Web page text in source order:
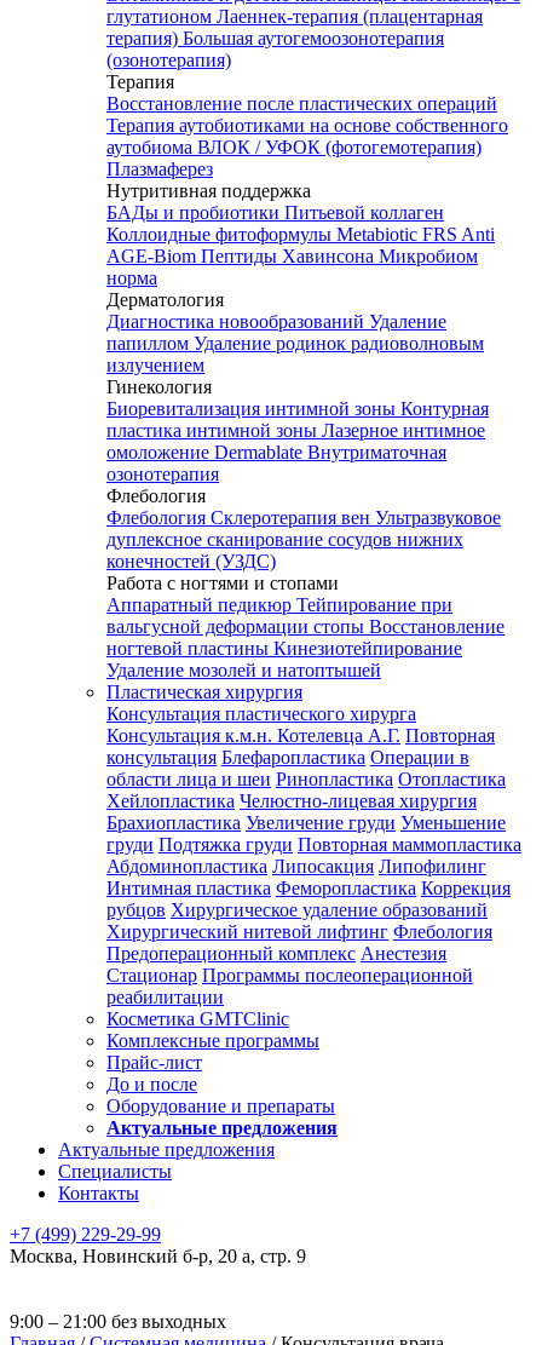
глутатионом Лаеннек-терапия (плацентарная
терапия) Большая аутогемоозонотерапия
(озонотерапия)
Терапия
Восстановление после пластических операций
Терапия аутобиотиками на основе собственного
аутобиома ВЛОК / УФОК (фотогемотерапия)
Плазмаферез
Нутритивная поддержка
БАДы и пробиотики Питьевой коллаген
Коллоидные фитоформулы Metabiotic FRS Anti
AGE-Biom Пептиды Хавинсона Микробиом
норма
Дерматология
Диагностика новообразований Удаление
папиллом Удаление родинок радиоволновым
излучением
Гинекология
Биоревитализация интимной зоны Контурная
пластика интимной зоны Лазерное интимное
омоложение Dermablate Внутриматочная
озонотерапия
Флебология
Флебология Склеротерапия вен Ультразвуковое
дуплексное сканирование сосудов нижних
конечностей (УЗДС)
Работа с ногтями и стопами
Аппаратный педикюр Тейпирование при
вальгусной деформации стопы Восстановление
ногтевой пластины Кинезиотейпирование
Удаление мозолей и натоптышей
Пластическая хирургия
Консультация пластического хирурга
Консультация к.м.н. Котелевца А.Г. Повторная
консультация Блефаропластика Операции в
области лица и шеи Ринопластика Отопластика
Хейлопластика Челюстно-лицевая хирургия
Брахиопластика Увеличение груди Уменьшение
груди Подтяжка груди Повторная маммопластика
Абдоминопластика Липосакция Липофилинг
Интимная пластика Феморопластика Коррекция
рубцов Хирургическое удаление образований
Хирургический нитевой лифтинг Флебология
Предоперационный комплекс Анестезия
Стационар Программы послеоперационной
реабилитации
Косметика GMTClinic
Комплексные программы
Прайс-лист
До и после
Оборудование и препараты
Актуальные предложения
Актуальные предложения
Специалисты
Контакты
+7 (499) 229-29-99
Москва, Новинский б-р, 20 а, стр. 9
9:00 – 21:00 без выходных